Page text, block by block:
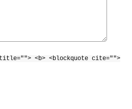
<b> <blockquote cite="">